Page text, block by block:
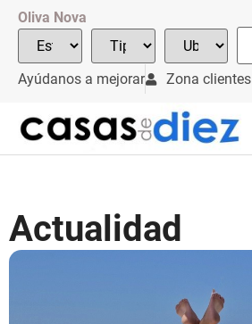
Oliva Nova
Ayúdanos a mejorar Zona clientes
Actualidad